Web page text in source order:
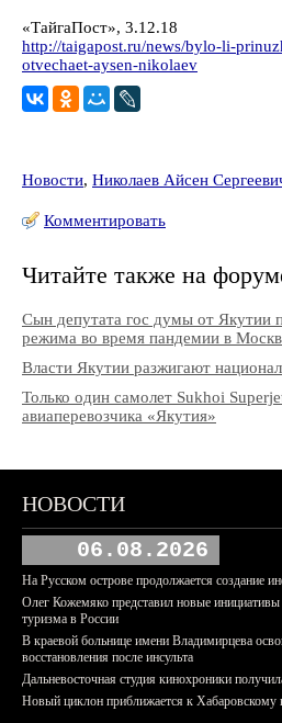
«ТайгаПост», 3.12.18
http://taigapost.ru/news/bylo-li-
otvechaet-aysen-nikolaev
Новости, Николаев Айсен
Комментировать
Читайте также на
Сын депутата гос думы от Якутии
режима во время пандемии в
Власти Якутии разжигают
Только один самолет Sukhoi
авиаперевозчика «Якутия»
НОВОСТИ
06.08.2026
На Русском острове продолжается создание
Олег Кожемяко представил новые
туризма в России
В краевой больнице имени Владимирцева
восстановления после инсульта
Дальневосточная студия кинохроники
Новый циклон приближается к Хабаровскому